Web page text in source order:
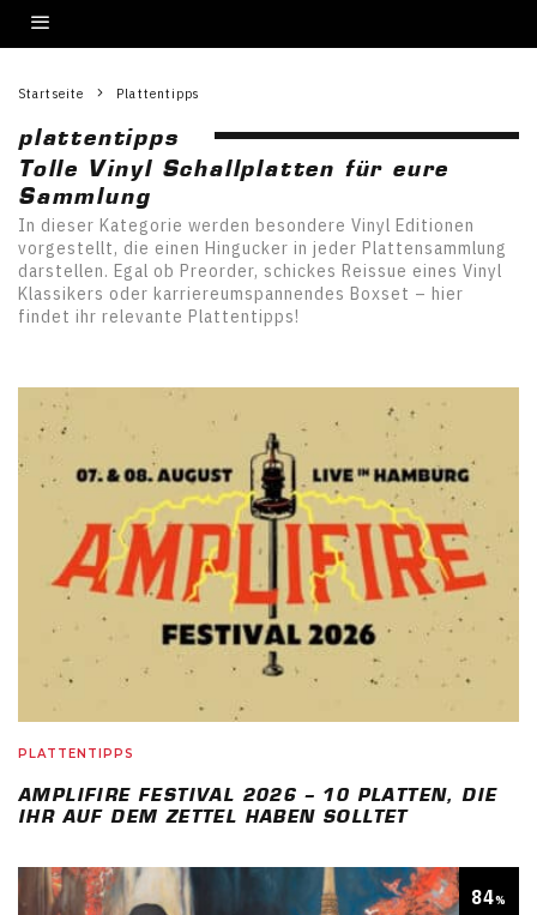
Startseite Plattentipps
plattentipps
Tolle Vinyl Schallplatten für eure
Sammlung
In dieser Kategorie werden besondere Vinyl Editionen
vorgestellt, die einen Hingucker in jeder Plattensammlung
darstellen. Egal ob Preorder, schickes Reissue eines Vinyl
Klassikers oder karriereumspannendes Boxset – hier
findet ihr relevante Plattentipps!
PLATTENTIPPS
AMPLIFIRE FESTIVAL 2026 – 10 PLATTEN, DIE
IHR AUF DEM ZETTEL HABEN SOLLTET
84%